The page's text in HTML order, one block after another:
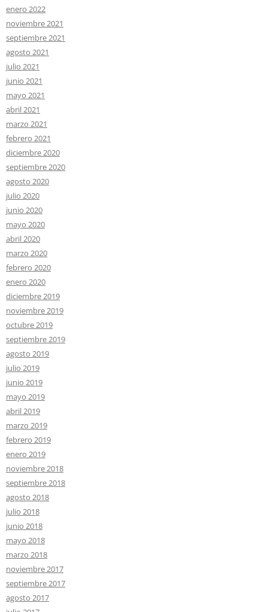
enero 2022
noviembre 2021
septiembre 2021
agosto 2021
julio 2021
junio 2021
mayo 2021
abril 2021
marzo 2021
febrero 2021
diciembre 2020
septiembre 2020
agosto 2020
julio 2020
junio 2020
mayo 2020
abril 2020
marzo 2020
febrero 2020
enero 2020
diciembre 2019
noviembre 2019
octubre 2019
septiembre 2019
agosto 2019
julio 2019
junio 2019
mayo 2019
abril 2019
marzo 2019
febrero 2019
enero 2019
noviembre 2018
septiembre 2018
agosto 2018
julio 2018
junio 2018
mayo 2018
marzo 2018
noviembre 2017
septiembre 2017
agosto 2017